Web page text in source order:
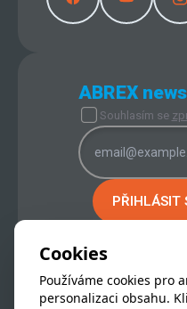
ABREX
Souhlasím se
PŘIHLÁSIT
IČ:
DIČ:CZ
Cookies
Používáme cookies pro
personalizaci obsahu.